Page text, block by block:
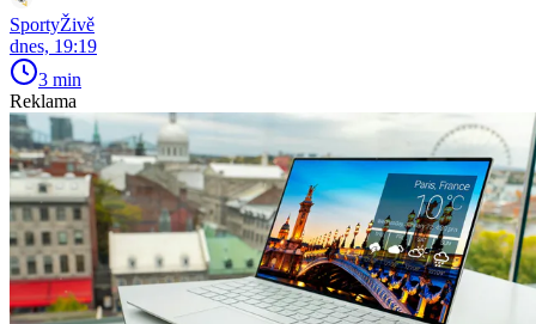
SportyŽivě
dnes, 19:19
3 min
Reklama